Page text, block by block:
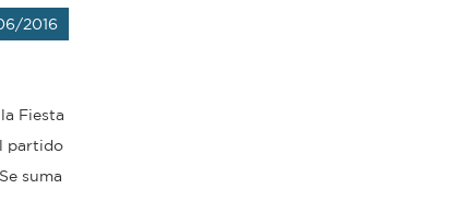
2016
Fiesta
partido
suma